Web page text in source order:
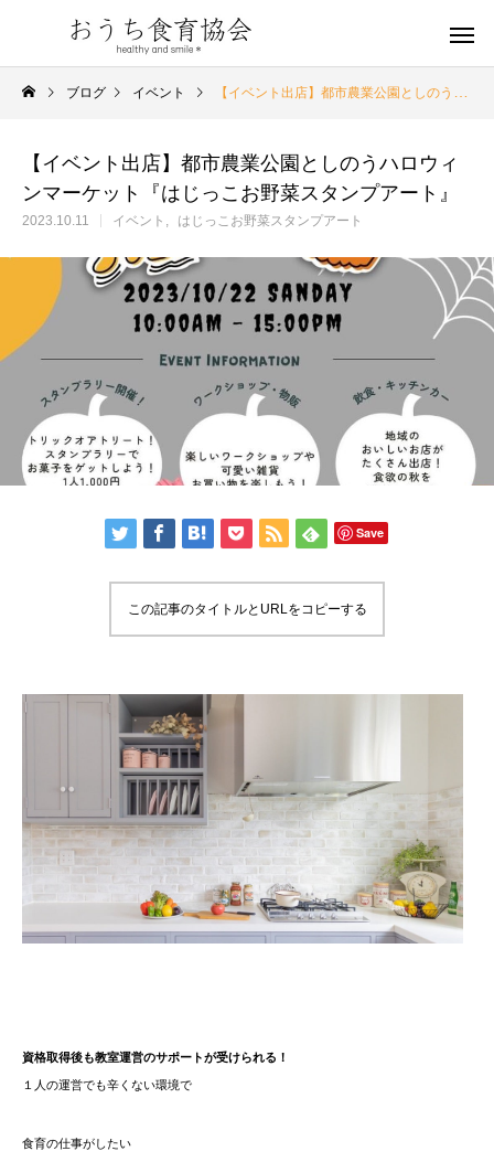
ブログ イベント 【イベント出店】都市農業公園としのうハロウィンマーケット『はじっこお野菜スタンプアート』
【イベント出店】都市農業公園としのうハロウィ
ンマーケット『はじっこお野菜スタンプアート』
2023.10.11 イベント はじっこお野菜スタンプアート
Save
この記事のタイトルとURLをコピーする
資格取得後も教室運営のサポートが受けられる！
１人の運営でも辛くない環境で
食育の仕事がしたい